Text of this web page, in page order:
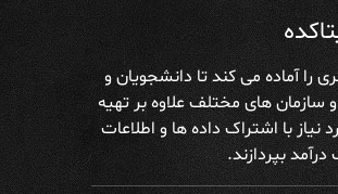
را آماده می کند تا دانشجویان و
های مختلف علاوه بر تهیه
نیاز با اشتراک داده ها و اطلاعات
بپردازند.